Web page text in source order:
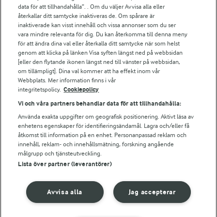
Falbygdens Ost
Arla webbshop
Bildbank
Följ oss
© 2026 Arla Foods
Integritetspolicy
data för att tillhandahålla”. . Om du väljer Avvisa alla eller
återkallar ditt samtycke inaktiveras de. Om spårare är
inaktiverade kan visst innehåll och vissa annonser som du ser
vara mindre relevanta för dig. Du kan återkomma till denna meny
för att ändra dina val eller återkalla ditt samtycke när som helst
genom att klicka på länken Visa syften längst ned på webbsidan
[eller den flytande ikonen längst ned till vänster på webbsidan,
om tillämpligt]. Dina val kommer att ha effekt inom vår
Webbplats. Mer information finns i vår
integritetspolicy. Cookiepolicy
Vi och våra partners behandlar data för att tillhandahålla:
Använda exakta uppgifter om geografisk positionering. Aktivt läsa av
enhetens egenskaper för identifieringsändamål. Lagra och/eller få
åtkomst till information på en enhet. Personanpassad reklam och
innehåll, reklam- och innehållsmätning, forskning angående
målgrupp och tjänsteutveckling.
Lista över partner (leverantörer)
Jag accepterar
Avvisa alla